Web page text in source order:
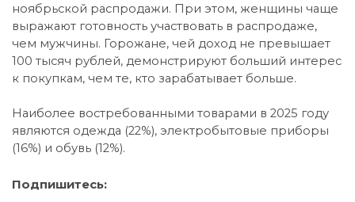
ноябрьской распродажи. При этом, женщины чаще
выражают готовность участвовать в распродаже,
чем мужчины. Горожане, чей доход не превышает
100 тысяч рублей, демонстрируют больший интерес
к покупкам, чем те, кто зарабатывает больше.
Наиболее востребованными товарами в 2025 году
являются одежда (22%), электробытовые приборы
(16%) и обувь (12%).
Подпишитесь: